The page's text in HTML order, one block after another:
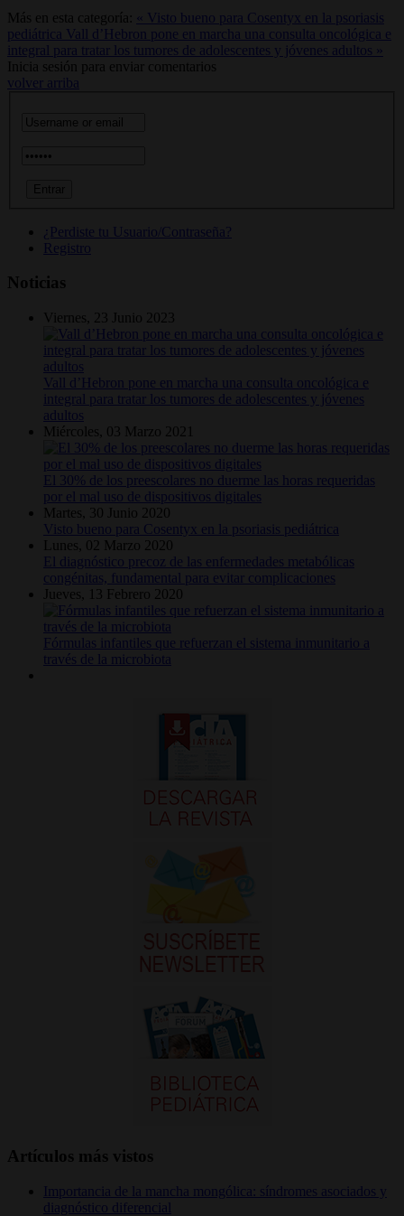
Más en esta categoría: « Visto bueno para Cosentyx en la psoriasis
pediátrica Vall d’Hebron pone en marcha una consulta oncológica e
integral para tratar los tumores de adolescentes y jóvenes adultos »
Inicia sesión para enviar comentarios
volver arriba
¿Perdiste tu Usuario/Contraseña?
Registro
Noticias
Viernes, 23 Junio 2023
Vall d’Hebron pone en marcha una consulta oncológica e
integral para tratar los tumores de adolescentes y jóvenes
adultos
Miércoles, 03 Marzo 2021
El 30% de los preescolares no duerme las horas requeridas
por el mal uso de dispositivos digitales
Martes, 30 Junio 2020
Visto bueno para Cosentyx en la psoriasis pediátrica
Lunes, 02 Marzo 2020
El diagnóstico precoz de las enfermedades metabólicas
congénitas, fundamental para evitar complicaciones
Jueves, 13 Febrero 2020
Fórmulas infantiles que refuerzan el sistema inmunitario a
través de la microbiota
Artículos más vistos
Importancia de la mancha mongólica: síndromes asociados y
diagnóstico diferencial